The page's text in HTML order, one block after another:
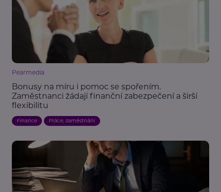
Pearmedia
Bonusy na míru i pomoc se spořením.
Zaměstnanci žádají finanční zabezpečení a širší
flexibilitu
Finance Práce, zaměstnání